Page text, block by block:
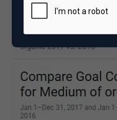
vs. 2016’. Nu krijg ik